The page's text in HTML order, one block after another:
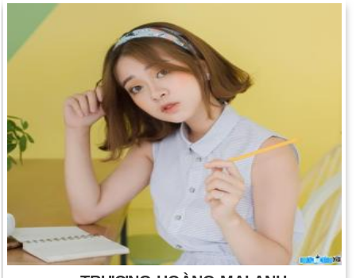
chiến tranh (ngày 29 tháng 6).
Nếu không có Hoa Kỳ, 178 quốc gia đã đạt được thỏa thuận
về hiệp định khí hậu, thỏa thuận giúp giải cứu, mặc dù làm
loãng, Nghị định thư Kyoto 1997 (ngày 23 tháng 7).
Để đối phó với các cuộc tấn công khủng bố ngày 11 tháng 9,
lực lượng Hoa Kỳ và Anh tiến hành chiến dịch ném bom vào
chính phủ Taliban và các trại khủng bố của al-Qaeda ở
Afghanistan (ngày 7 tháng 10). Các vụ đánh bom tiếp tục diễn
ra hàng ngày. Bối cảnh: Afghanistan.
Quân đội Cộng hòa Ireland thông báo rằng họ đã bắt đầu tháo
dỡ kho vũ khí của mình, đánh dấu một bước tiến nhảy vọt
trong tiến trình hòa bình Bắc Ireland (ngày 23 tháng 10). Bối
cảnh: Bắc Ireland Primer.